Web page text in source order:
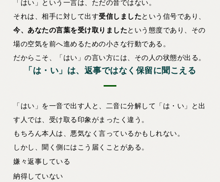
「はい」という一言は、ただの音ではない。
それは、相手に対して出す受信しましたという信号であり、
今、あなたの言葉を受け取りましたという態度であり、その
場の空気を前へ進めるための小さな行動である。
だからこそ、「はい」の言い方には、その人の状態が出る。
「は・い」は、返事ではなく保留に聞こえる
「はい」を一音で出す人と、二音に分解して「は・い」と出
す人では、受け取る印象がまったく違う。
もちろん本人は、悪気なく言っているかもしれない。
しかし、聞く側にはこう届くことがある。
嫌々返事している
納得していない